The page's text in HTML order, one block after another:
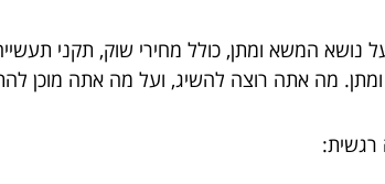
נושא המשא ומתן, כולל מחירי שוק, תקני
מה אתה רוצה להשיג, ועל מה אתה מוכן
רגשית: